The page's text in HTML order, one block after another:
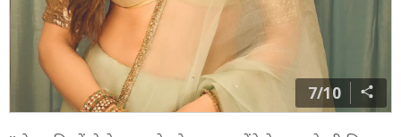
7/10